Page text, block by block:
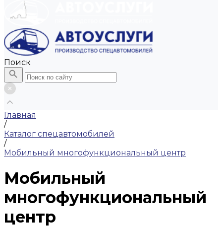
Поиск
Главная
/
Каталог спецавтомобилей
/
Мобильный многофункциональный центр
Мобильный
многофункциональный
центр